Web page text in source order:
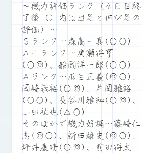
～機力評価ランク（４日目終
了後（）内は出足と伸び足の
評価）～
Ｓランク…森高一真(○○)
Ａ＋ランク…廣瀬将亨
(○◎)、船岡洋一郎(○○)
Ａランク…瓜生正義(◎○)、
岡崎恭裕(○◎)、片岡雅裕
(○○)、長谷川雅和(○◎)、
山田祐也(△○)
そのほかで機力好調…篠崎仁
志(◎○)、新田雄史(◎○)、
坪井康晴(○◎)、前田将太